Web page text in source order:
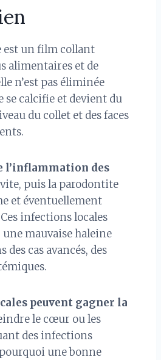
est un film collant
alimentaires et de
n’est pas éliminée
se calcifie et devient du
du collet et des faces
l’inflammation des
puis la parodontite
et éventuellement
infections locales
mauvaise haleine
des cas avancés, des
peuvent gagner la
le cœur ou les
des infections
pourquoi une bonne